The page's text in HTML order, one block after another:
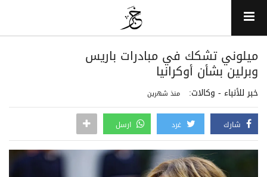
ميلوني تشكك في مبادرات باريس
وبرلين بشأن أوكرانيا
خبر للأنباء - وكالات: منذ شهرين
شارك غرد ارسل